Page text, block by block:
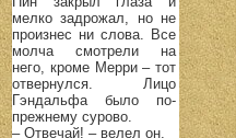
мелко задрожал, но не
произнес ни слова. Все
молча смотрели на
него, кроме Мерри – тот
отвернулся. Лицо
Гэндальфа было по-
прежнему сурово.
– Отвечай! – велел он.